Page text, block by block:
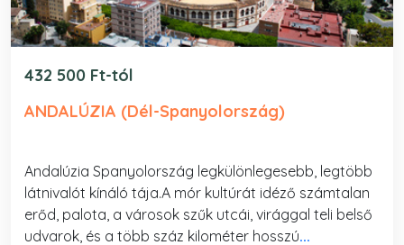
432 500 Ft-tól
ANDALÚZIA (Dél-Spanyolország)
Andalúzia Spanyolország legkülönlegesebb, legtöbb
látnivalót kínáló tája.A mór kultúrát idéző számtalan
erőd, palota, a városok szűk utcái, virággal teli belső
udvarok, és a több száz kilométer hosszú...